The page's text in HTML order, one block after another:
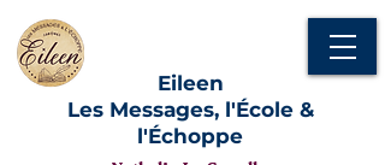
Eileen
Les Messages, l'École &
l'Échoppe